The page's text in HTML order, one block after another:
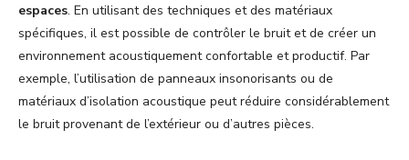
espaces. En utilisant des techniques et des matériaux
spécifiques, il est possible de contrôler le bruit et de créer un
environnement acoustiquement confortable et productif. Par
exemple, l’utilisation de panneaux insonorisants ou de
matériaux d’isolation acoustique peut réduire considérablement
le bruit provenant de l’extérieur ou d’autres pièces.